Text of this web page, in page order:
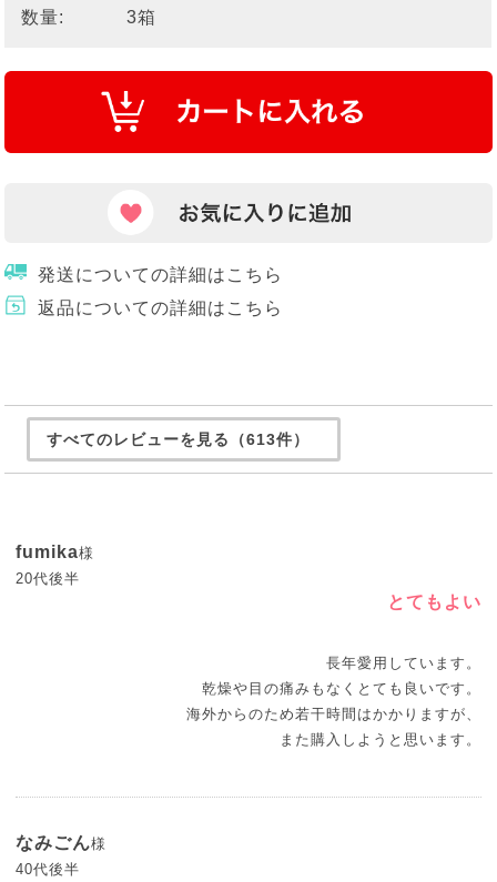
数量: 3箱
発送についての詳細はこちら
返品についての詳細はこちら
すべてのレビューを見る（613件）
fumika様
20代後半
とてもよい
長年愛用しています。
乾燥や目の痛みもなくとても良いです。
海外からのため若干時間はかかりますが、
また購入しようと思います。
なみごん様
40代後半